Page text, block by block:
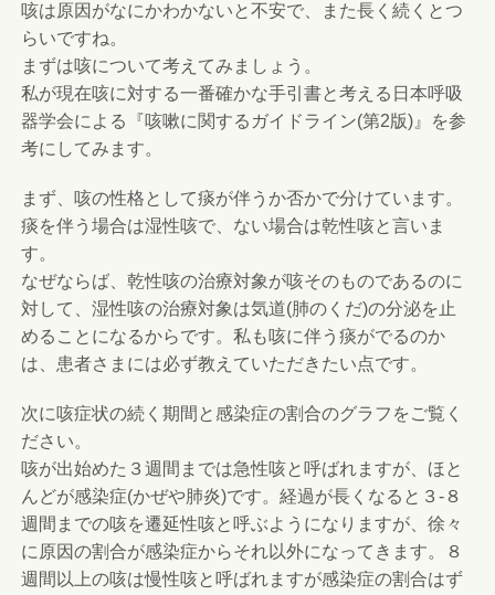
咳は原因がなにかわかないと不安で、また長く続くとつ
らいですね。
まずは咳について考えてみましょう。
私が現在咳に対する一番確かな手引書と考える日本呼吸
器学会による『咳嗽に関するガイドライン(第2版)』を参
考にしてみます。
まず、咳の性格として痰が伴うか否かで分けています。
痰を伴う場合は湿性咳で、ない場合は乾性咳と言いま
す。
なぜならば、乾性咳の治療対象が咳そのものであるのに
対して、湿性咳の治療対象は気道(肺のくだ)の分泌を止
めることになるからです。私も咳に伴う痰がでるのか
は、患者さまには必ず教えていただきたい点です。
次に咳症状の続く期間と感染症の割合のグラフをご覧く
ださい。
咳が出始めた３週間までは急性咳と呼ばれますが、ほと
んどが感染症(かぜや肺炎)です。経過が長くなると３-８
週間までの咳を遷延性咳と呼ぶようになりますが、徐々
に原因の割合が感染症からそれ以外になってきます。８
週間以上の咳は慢性咳と呼ばれますが感染症の割合はず